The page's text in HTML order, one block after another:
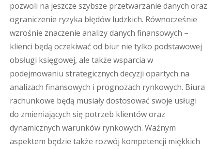
pozwoli na jeszcze szybsze przetwarzanie danych oraz
ograniczenie ryzyka błędów ludzkich. Równocześnie
wzrośnie znaczenie analizy danych finansowych –
klienci będą oczekiwać od biur nie tylko podstawowej
obsługi księgowej, ale także wsparcia w
podejmowaniu strategicznych decyzji opartych na
analizach finansowych i prognozach rynkowych. Biura
rachunkowe będą musiały dostosować swoje usługi
do zmieniających się potrzeb klientów oraz
dynamicznych warunków rynkowych. Ważnym
aspektem będzie także rozwój kompetencji miękkich